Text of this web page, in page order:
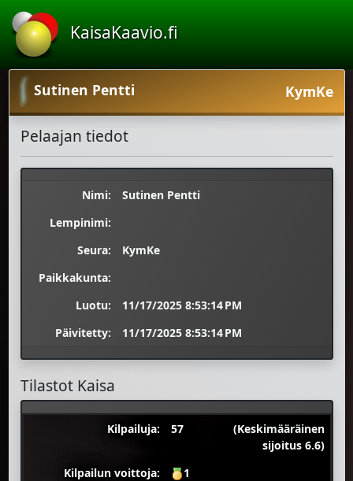
KaisaKaavio.fi
Sutinen Pentti KymKe
Pelaajan tiedot
Nimi:
Sutinen Pentti
Lempinimi:
Seura:
KymKe
Paikkakunta:
Luotu:
11/17/2025 8:53:14 PM
Päivitetty:
11/17/2025 8:53:14 PM
Tilastot Kaisa
Kilpailuja: 57
(Keskimääräinen
sijoitus 6.6)
Kilpailun voittoja:
1